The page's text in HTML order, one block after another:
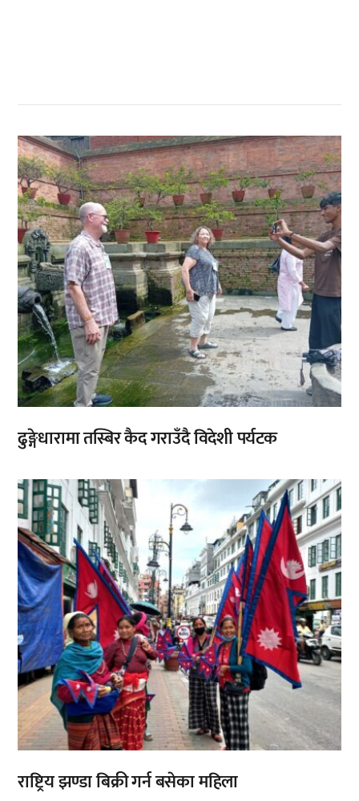
ढुङ्गेधारामा तस्बिर कैद गराउँदै विदेशी पर्यटक
राष्ट्रिय झण्डा बिक्री गर्न बसेका महिला